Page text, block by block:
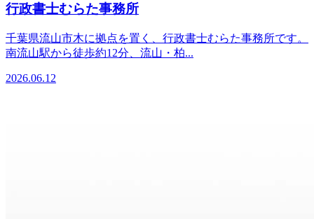
行政書士むらた事務所
千葉県流山市木に拠点を置く、行政書士むらた事務所です。
南流山駅から徒歩約12分、流山・柏...
2026.06.12